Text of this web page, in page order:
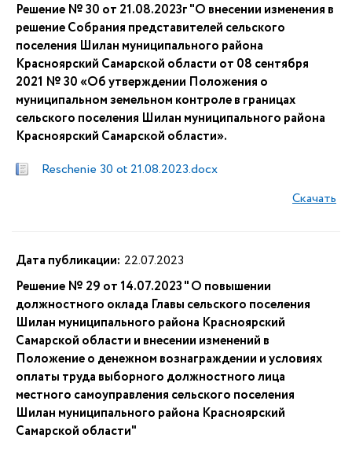
Решение № 30 от 21.08.2023г "О внесении изменения в
решение Собрания представителей сельского
поселения Шилан муниципального района
Красноярский Самарской области от 08 сентября
2021 № 30 «Об утверждении Положения о
муниципальном земельном контроле в границах
сельского поселения Шилан муниципального района
Красноярский Самарской области».
Reschenie 30 ot 21.08.2023.docx
Скачать
Дата публикации: 22.07.2023
Решение № 29 от 14.07.2023 " О повышении
должностного оклада Главы сельского поселения
Шилан муниципального района Красноярский
Самарской области и внесении изменений в
Положение о денежном вознаграждении и условиях
оплаты труда выборного должностного лица
местного самоуправления сельского поселения
Шилан муниципального района Красноярский
Самарской области"